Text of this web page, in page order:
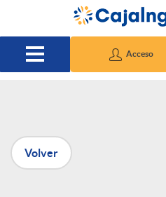
Saltar al contenido principal
Acceso
P
u
Volver